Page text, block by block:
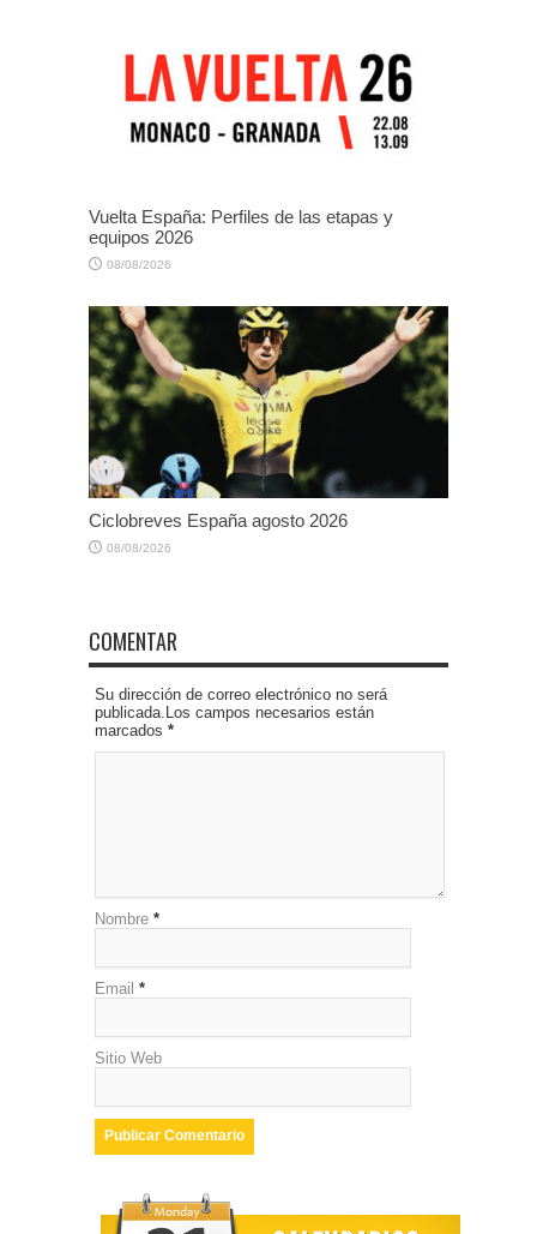
Vuelta España: Perfiles de las etapas y
equipos 2026
08/08/2026
Ciclobreves España agosto 2026
08/08/2026
COMENTAR
Su dirección de correo electrónico no será
publicada.Los campos necesarios están
marcados *
Nombre *
Email *
Sitio Web